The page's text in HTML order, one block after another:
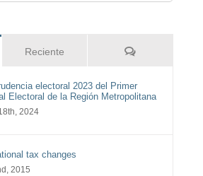
Reciente Comentarios
electoral 2023 del Primer
Electoral de la Región Metropolitana
2024
tax changes
2015